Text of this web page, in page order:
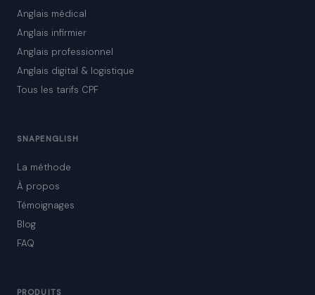
Anglais médical
Anglais infirmier
Anglais professionnel
Anglais digital & logistique
Tous les tarifs CPF
SNAPENGLISH
La méthode
À propos
Témoignages
Blog
FAQ
PRODUITS